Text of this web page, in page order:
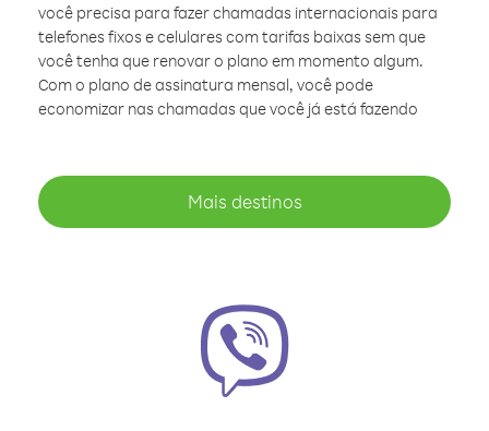
você precisa para fazer chamadas internacionais para
telefones fixos e celulares com tarifas baixas sem que
você tenha que renovar o plano em momento algum.
Com o plano de assinatura mensal, você pode
economizar nas chamadas que você já está fazendo
Mais destinos